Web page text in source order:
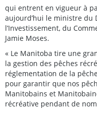
qui entrent en vigueur à
aujourd’hui le ministre du
l’Investissement, du
Jamie Moses.
« Le Manitoba tire une
la gestion des pêches
réglementation de la
pour garantir que nos
Manitobains et
récréative pendant de